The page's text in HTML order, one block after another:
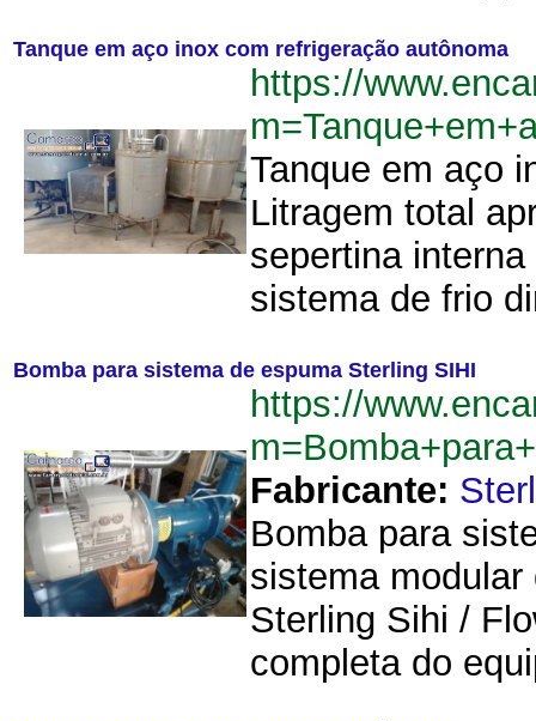
Tanque em aço inox com refrigeração autônoma
https://
Tanque em aço
Litragem total
sepertina
sistema de frio
Bomba para sistema de espuma Sterling SIHI
https://
Fabricante:
Bomba para
sistema
Sterling Sihi /
completa do